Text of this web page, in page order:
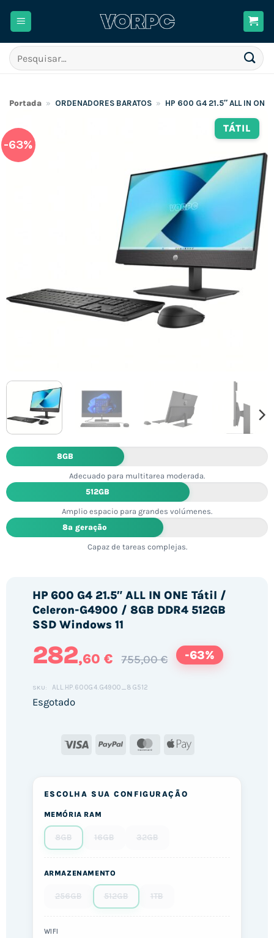
Pesquisar
por:
Portada » ORDENADORES BARATOS » HP 600 G4 21.5″ ALL IN
TÁTIL
-63%
8GB
Adecuado para multitarea moderada.
512GB
Amplio espacio para grandes volúmenes.
8ª geração
Capaz de tareas complejas.
HP 600 G4 21.5″ ALL IN ONE Tátil /
Celeron-G4900 / 8GB DDR4 512GB
SSD Windows 11
282,60 € 755,00 € -63%
SKU: ALL.HP.600G4.G4900_8G512
Esgotado
Visa PayPal MasterCard
Apple
ESCOLHA SUA CONFIGURAÇÃO
MEMÓRIA RAM
8GB 16GB 32GB
ARMAZENAMENTO
256GB 512GB 1TB
WIFI